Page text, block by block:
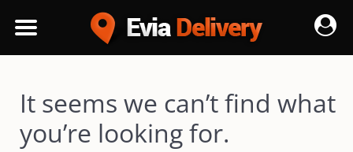
It seems we can’t find what
you’re looking for.